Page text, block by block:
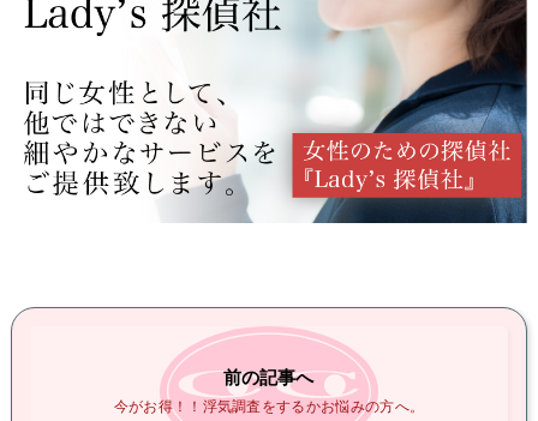
前の記事へ
今がお得！！浮気調査をするかお悩みの方へ。